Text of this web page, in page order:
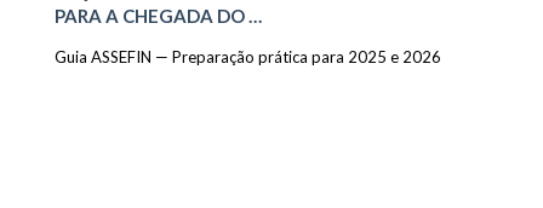
PARA A CHEGADA DO …
Guia ASSEFIN — Preparação prática para 2025 e 2026